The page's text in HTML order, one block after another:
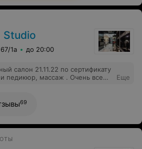
Studio
1а до 20:00
салон 21.11.22 по сертификату
педикюр, массаж . Очень все
вам) Если кто будет брать
простой маникюр, но по
доплатить и покрыть гель
данный салон ещё раз.
Еще
69